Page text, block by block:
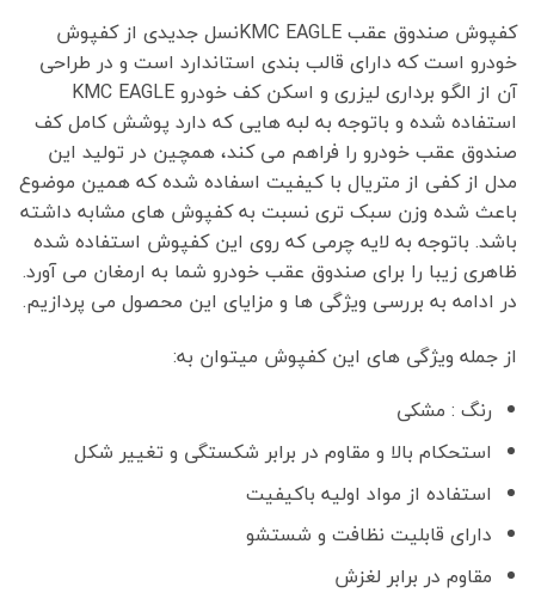
کفپوش صندوق عقب KMC EAGLEنسل جدیدی از کفپوش
خودرو است که دارای قالب بندی استاندارد است و در طراحی
آن از الگو برداری لیزری و اسکن کف خودرو KMC EAGLE
استفاده شده و باتوجه به لبه هایی که دارد پوشش کامل کف
صندوق عقب خودرو را فراهم می کند، همچین در تولید این
مدل از کفی از متریال با کیفیت اسفاده شده که همین موضوع
باعث شده وزن سبک تری نسبت به کفپوش های مشابه داشته
باشد. باتوجه به لایه چرمی که روی این کفپوش استفاده شده
ظاهری زیبا را برای صندوق عقب خودرو شما به ارمغان می آورد.
در ادامه به بررسی ویژگی ها و مزایای این محصول می پردازیم.
از جمله ویژگی های این کفپوش میتوان به:
رنگ : مشکی
استحکام بالا و مقاوم در برابر شکستگی و تغییر شکل
استفاده از مواد اولیه باکیفیت
دارای قابلیت نظافت و شستشو
مقاوم در برابر لغزش